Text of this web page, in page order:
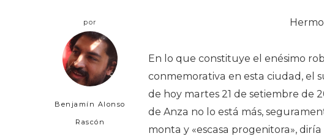
por
Benjamín Alonso
Rascón
En lo que constituye el enésimo
conmemorativa en esta ciudad, el
de hoy martes 21 de setiembre de
de Anza no lo está más,
monta y «escasa progenitora»,